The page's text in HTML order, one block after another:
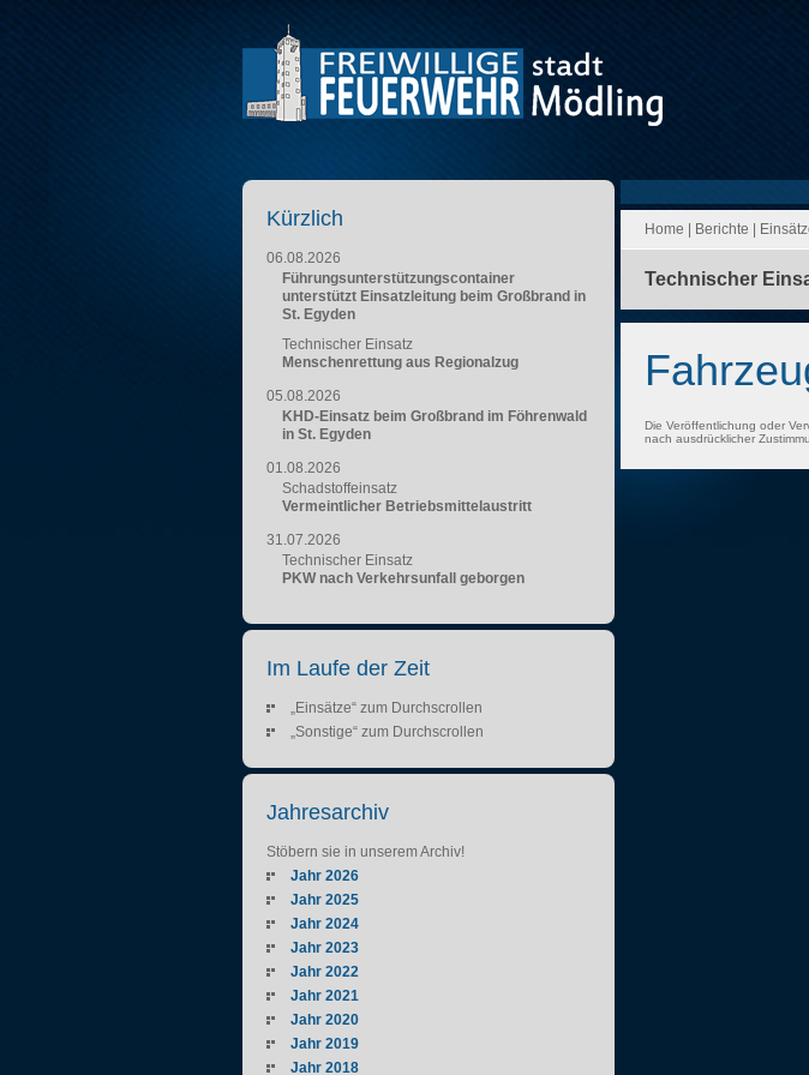
Home Berichte
Technischer
Die Veröffentlichung oder
nach ausdrücklicher
Kürzlich
06.08.2026
Führungsunterstützungscontainer
unterstützt Einsatzleitung beim Großbrand in
St. Egyden
Technischer Einsatz
Menschenrettung aus Regionalzug
05.08.2026
KHD-Einsatz beim Großbrand im Föhrenwald
in St. Egyden
01.08.2026
Schadstoffeinsatz
Vermeintlicher Betriebsmittelaustritt
31.07.2026
Technischer Einsatz
PKW nach Verkehrsunfall geborgen
Im Laufe der Zeit
„Einsätze“ zum Durchscrollen
„Sonstige“ zum Durchscrollen
Jahresarchiv
Stöbern sie in unserem Archiv!
Jahr 2026
Jahr 2025
Jahr 2024
Jahr 2023
Jahr 2022
Jahr 2021
Jahr 2020
Jahr 2019
Jahr 2018